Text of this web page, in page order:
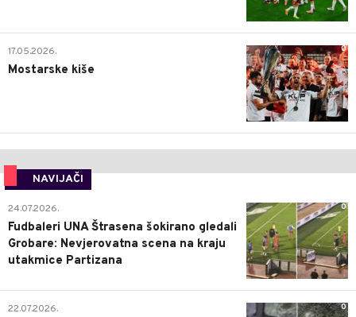
0
17.05.2026.
Mostarske kiše
NAVIJAČI
0
24.07.2026.
Fudbaleri UNA Štrasena šokirano gledali
Grobare: Nevjerovatna scena na kraju
utakmice Partizana
0
22.07.2026.